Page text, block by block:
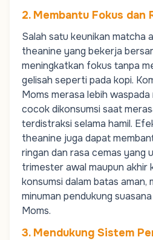
2. Membantu Fokus dan
Salah satu keunikan matcha
theanine yang bekerja
meningkatkan fokus tanpa
gelisah seperti pada kopi.
Moms merasa lebih
cocok dikonsumsi saat
terdistraksi selama hamil.
theanine juga dapat
ringan dan rasa cemas yang
trimester awal maupun akhir
konsumsi dalam batas aman,
minuman pendukung
Moms.
3. Mendukung Sistem